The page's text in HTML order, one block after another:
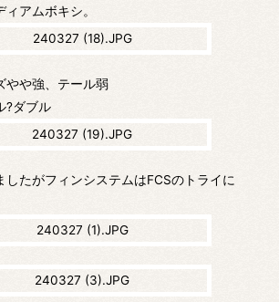
アムボキシ。
やや強、テール弱
?ダブル
したがフィンシステムはFCSのトライに